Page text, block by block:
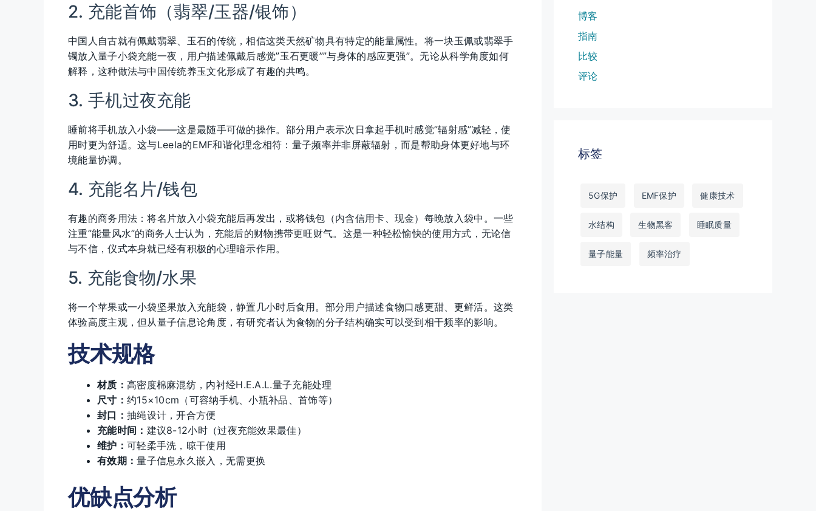
2. 充能首饰（翡翠/玉器/银饰）
中国人自古就有佩戴翡翠、玉石的传统，相信这类天然矿物具有特定的能量属性。将一块玉佩或翡翠手
镯放入量子小袋充能一夜，用户描述佩戴后感觉”玉石更暖””与身体的感应更强”。无论从科学角度如何
解释，这种做法与中国传统养玉文化形成了有趣的共鸣。
3. 手机过夜充能
睡前将手机放入小袋——这是最随手可做的操作。部分用户表示次日拿起手机时感觉”辐射感”减轻，使
用时更为舒适。这与Leela的EMF和谐化理念相符：量子频率并非屏蔽辐射，而是帮助身体更好地与环
境能量协调。
4. 充能名片/钱包
有趣的商务用法：将名片放入小袋充能后再发出，或将钱包（内含信用卡、现金）每晚放入袋中。一些
注重”能量风水”的商务人士认为，充能后的财物携带更旺财气。这是一种轻松愉快的使用方式，无论信
与不信，仪式本身就已经有积极的心理暗示作用。
5. 充能食物/水果
将一个苹果或一小袋坚果放入充能袋，静置几小时后食用。部分用户描述食物口感更甜、更鲜活。这类
体验高度主观，但从量子信息论角度，有研究者认为食物的分子结构确实可以受到相干频率的影响。
技术规格
材质： 高密度棉麻混纺，内衬经H.E.A.L.量子充能处理
尺寸： 约15×10cm（可容纳手机、小瓶补品、首饰等）
封口： 抽绳设计，开合方便
充能时间： 建议8-12小时（过夜充能效果最佳）
维护： 可轻柔手洗，晾干使用
有效期：量子信息永久嵌入，无需更换
优缺点分析
博客
指南
比较
评论
标签
5G保护 EMF保护 健康技术
水结构 生物黑客 睡眠质量
量子能量 频率治疗